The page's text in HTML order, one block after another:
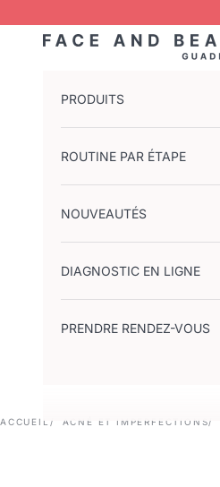
Face and Beauty Guadeloupe
PRODUITS
ROUTINE PAR ÉTAPE
NOUVEAUTÉS
DIAGNOSTIC EN LIGNE
PRENDRE RENDEZ-VOUS
ACCUEIL ACNÉ ET IMPERFECTIONS